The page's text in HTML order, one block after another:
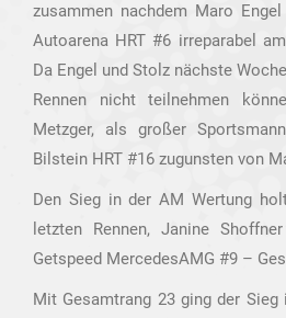
zusammen nachdem Maro
Autoarena HRT #6 irreparabel
Da Engel und Stolz nächste
Rennen nicht teilnehmen
Metzger, als großer
Bilstein HRT #16 zugunsten von
Den Sieg in der AM Wertung
letzten Rennen, Janine
Getspeed MercedesAMG #9 –
Mit Gesamtrang 23 ging der Sieg